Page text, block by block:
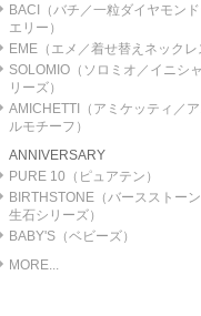
BACI（バチ／一粒ダイヤモンド
エリー）
EME（エメ／着せ替えネックレ
SOLOMIO（ソロミオ／イニシ
リーズ）
AMICHETTI（アミケッティ／
ルモチーフ）
ANNIVERSARY
PURE 10（ピュアテン）
BIRTHSTONE（バースストー
生石シリーズ）
BABY'S（ベビーズ）
MORE...